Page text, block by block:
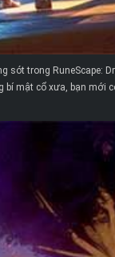
sót trong RuneScape:
bí mật cổ xưa, bạn mới